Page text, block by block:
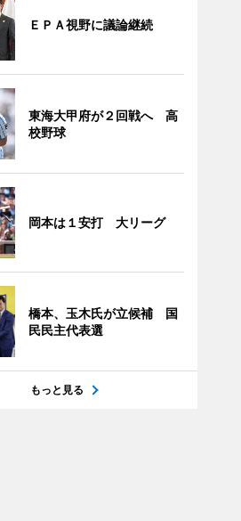
ＥＰＡ視野に議論継続
東海大甲府が２回戦へ 高
校野球
岡本は１安打 大リーグ
橋本、玉木氏が立候補 国
民民主代表選
もっと見る